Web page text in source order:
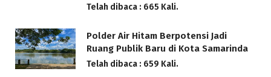
Telah dibaca : 665 Kali.
Polder Air Hitam Berpotensi Jadi
Ruang Publik Baru di Kota Samarinda
Telah dibaca : 659 Kali.